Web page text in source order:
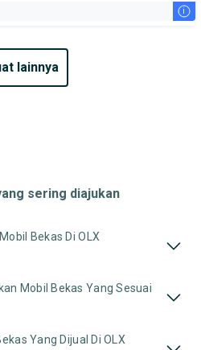
i
lainnya
sering diajukan
Bekas Di OLX
Mobil Bekas Yang Sesuai
Yang Dijual Di OLX